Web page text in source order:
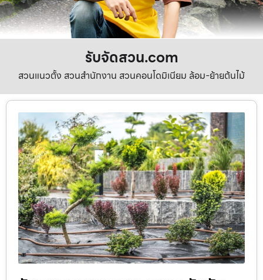
รับจัดสวน.com
สวนแนวตั้ง สวนสำนักงาน สวนคอนโดมิเนียม ล้อม-ย้ายต้นไม้